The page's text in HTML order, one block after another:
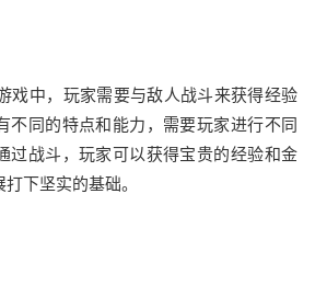
中，玩家需要与敌人战斗来获得经验
不同的特点和能力，需要玩家进行不同
过战斗，玩家可以获得宝贵的经验和金
下坚实的基础。